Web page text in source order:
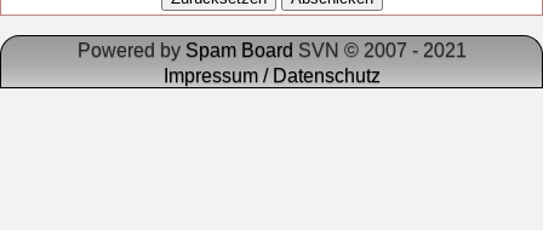
Powered by Spam Board SVN © 2007 - 2021
Impressum / Datenschutz